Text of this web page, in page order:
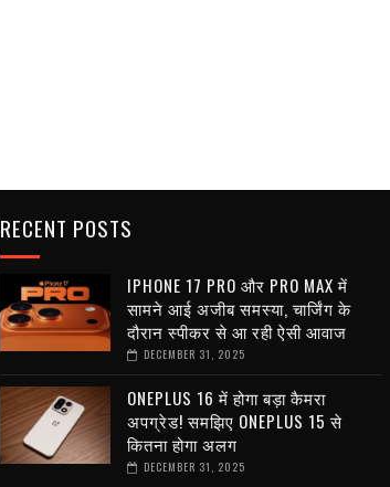
RECENT POSTS
IPHONE 17 PRO और PRO MAX में
सामने आई अजीब समस्या, चार्जिंग के
दौरान स्पीकर से आ रही ऐसी आवाज
DECEMBER 31, 2025
ONEPLUS 16 में होगा बड़ा कैमरा
अपग्रेड! समझिए ONEPLUS 15 से
कितना होगा अलग
DECEMBER 31, 2025